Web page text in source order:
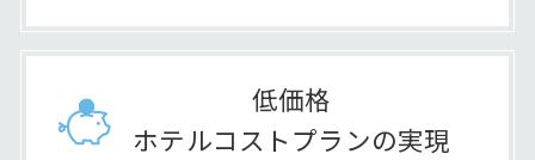
低価格
ホテルコストプランの実現